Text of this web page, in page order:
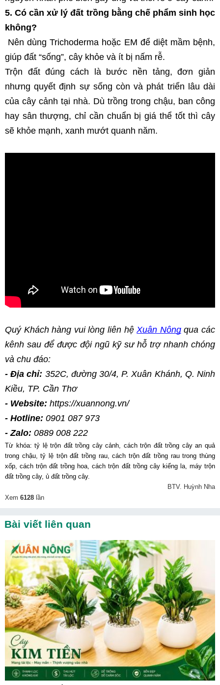
5. Có cần xử lý đất trồng bằng chế phẩm sinh học
không?
giúp đất “sống”, cây khỏe và ít bị nấm rễ.
Trộn đất đúng cách là bước nền tảng, đơn giản
nhưng quyết định sự sống còn và phát triển lâu dài
của cây cảnh tại nhà. Dù trồng trong chậu, ban công
hay sân thượng, chỉ cần chuẩn bị giá thể tốt thì cây
sẽ khỏe mạnh, xanh mướt quanh năm.
Quý Khách hàng vui lòng liên hệ Xuân Nông qua các
kênh sau để được đội ngũ kỹ sư hỗ trợ nhanh chóng
và chu đáo:
- Địa chỉ: 352C, đường 30/4, P. Xuân Khánh, Q. Ninh
Kiều, TP. Cần Thơ
- Website: https://xuannong.vn/
- Hotline: 0901 087 973
- Zalo: 0889 008 222
Từ khóa: tỷ lệ trộn đất trồng cây cảnh, cách trộn đất trồng cây an quả
trong chậu, tỷ lệ trộn đất trồng rau, cách trộn đất trồng rau trong thùng
xốp, cách trộn đất trồng hoa, cách trộn đất trồng cây kiểng la, máy trộn
đất trồng cây, ủ đất trồng cây.
BTV. Huỳnh Nha
Xem 6128 lần
Bài viết liên quan